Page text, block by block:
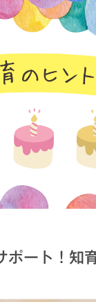
ポート！知